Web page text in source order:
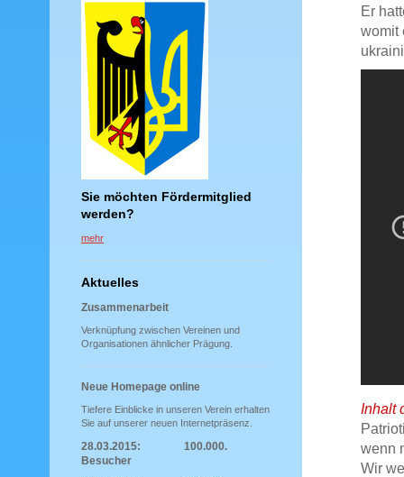
Sie möchten Fördermitglied
werden?
mehr
Aktuelles
Zusammenarbeit
Verknüpfung zwischen Vereinen und
Organisationen ähnlicher Prägung.
Neue Homepage online
Tiefere Einblicke in unseren Verein erhalten
Sie auf unserer neuen Internetpräsenz.
28.03.2015: 100.000.
Besucher
Er
womit
Inhalt
wenn
Wir